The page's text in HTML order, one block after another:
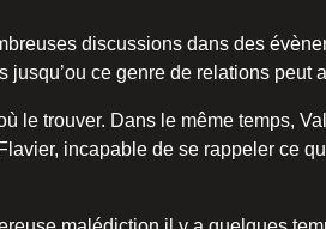
discussions dans des
ce genre de relations peut
le trouver. Dans le même temps,
incapable de se rappeler ce